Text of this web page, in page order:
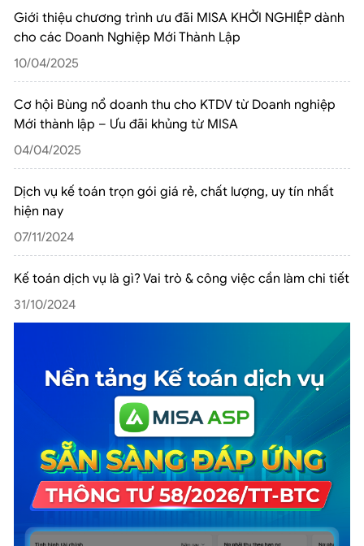
Giới thiệu chương trình ưu đãi MISA KHỞI NGHIỆP dành
cho các Doanh Nghiệp Mới Thành Lập
10/04/2025
Cơ hội Bùng nổ doanh thu cho KTDV từ Doanh nghiệp
Mới thành lập – Ưu đãi khủng từ MISA
04/04/2025
Dịch vụ kế toán trọn gói giá rẻ, chất lượng, uy tín nhất
hiện nay
07/11/2024
Kế toán dịch vụ là gì? Vai trò & công việc cần làm chi tiết
31/10/2024